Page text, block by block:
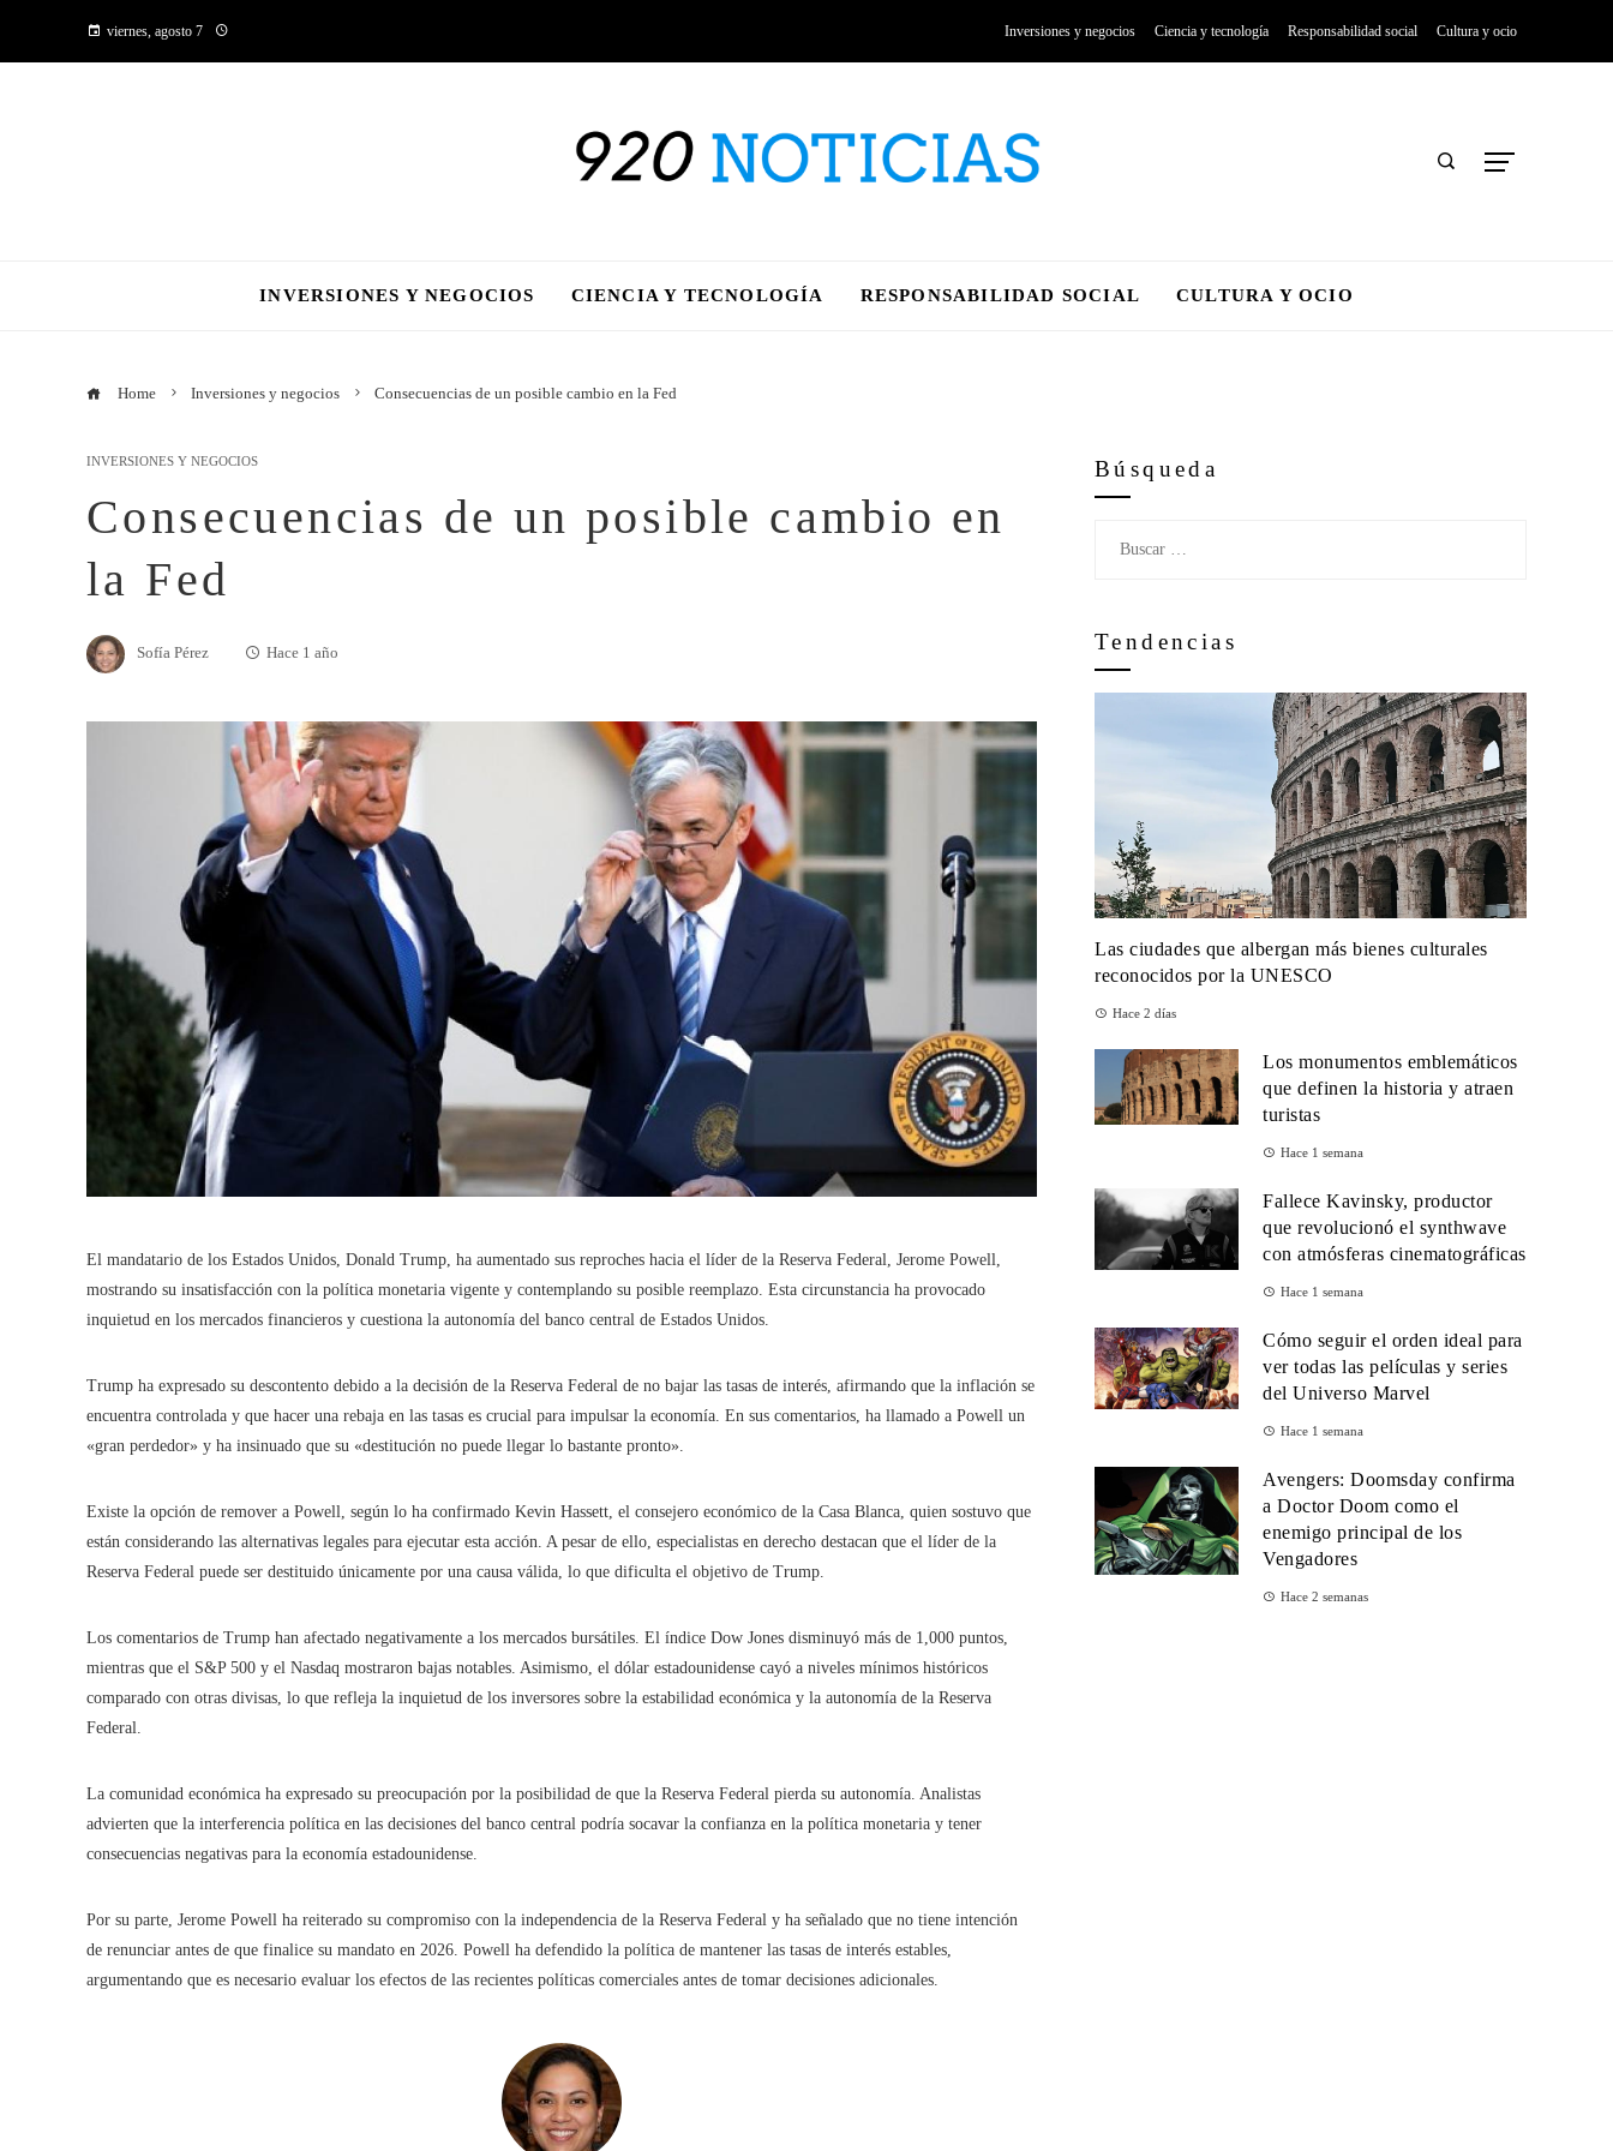
viernes, agosto 7 Inversiones y negocios Ciencia y tecnología Responsabilidad social Cultura y ocio
INVERSIONES Y NEGOCIOS CIENCIA Y TECNOLOGÍA RESPONSABILIDAD SOCIAL CULTURA Y OCIO
Home Inversiones y negocios Consecuencias de un posible cambio en la Fed
INVERSIONES Y NEGOCIOS
Consecuencias de un posible cambio en
la Fed
Sofía Pérez Hace 1 año
El mandatario de los Estados Unidos, Donald Trump, ha aumentado sus reproches hacia el líder de la Reserva Federal, Jerome Powell,
mostrando su insatisfacción con la política monetaria vigente y contemplando su posible reemplazo. Esta circunstancia ha provocado
inquietud en los mercados financieros y cuestiona la autonomía del banco central de Estados Unidos.
Trump ha expresado su descontento debido a la decisión de la Reserva Federal de no bajar las tasas de interés, afirmando que la inflación se
encuentra controlada y que hacer una rebaja en las tasas es crucial para impulsar la economía. En sus comentarios, ha llamado a Powell un
«gran perdedor» y ha insinuado que su «destitución no puede llegar lo bastante pronto».
Existe la opción de remover a Powell, según lo ha confirmado Kevin Hassett, el consejero económico de la Casa Blanca, quien sostuvo que
están considerando las alternativas legales para ejecutar esta acción. A pesar de ello, especialistas en derecho destacan que el líder de la
Reserva Federal puede ser destituido únicamente por una causa válida, lo que dificulta el objetivo de Trump.
Los comentarios de Trump han afectado negativamente a los mercados bursátiles. El índice Dow Jones disminuyó más de 1,000 puntos,
mientras que el S&P 500 y el Nasdaq mostraron bajas notables. Asimismo, el dólar estadounidense cayó a niveles mínimos históricos
comparado con otras divisas, lo que refleja la inquietud de los inversores sobre la estabilidad económica y la autonomía de la Reserva
Federal.
La comunidad económica ha expresado su preocupación por la posibilidad de que la Reserva Federal pierda su autonomía. Analistas
advierten que la interferencia política en las decisiones del banco central podría socavar la confianza en la política monetaria y tener
consecuencias negativas para la economía estadounidense.
Por su parte, Jerome Powell ha reiterado su compromiso con la independencia de la Reserva Federal y ha señalado que no tiene intención
de renunciar antes de que finalice su mandato en 2026. Powell ha defendido la política de mantener las tasas de interés estables,
argumentando que es necesario evaluar los efectos de las recientes políticas comerciales antes de tomar decisiones adicionales.
Búsqueda
Tendencias
Las ciudades que albergan más bienes culturales
reconocidos por la UNESCO
Hace 2 días
Los monumentos emblemáticos
que definen la historia y atraen
turistas
Hace 1 semana
Fallece Kavinsky, productor
que revolucionó el synthwave
con atmósferas cinematográficas
Hace 1 semana
Cómo seguir el orden ideal para
ver todas las películas y series
del Universo Marvel
Hace 1 semana
Avengers: Doomsday confirma
a Doctor Doom como el
enemigo principal de los
Vengadores
Hace 2 semanas